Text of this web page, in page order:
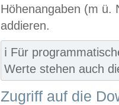
Höhenangaben (m ü.
addieren.
ℹ️ Für
Werte stehen auch
Zugriff auf die